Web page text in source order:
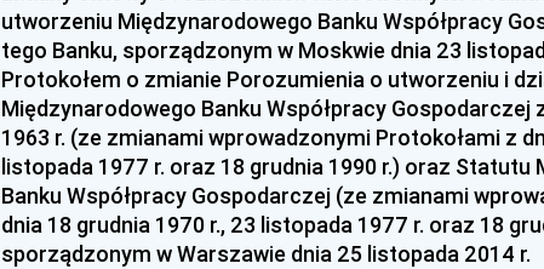
utworzeniu Międzynarodowego Banku Współpracy
tego Banku, sporządzonym w Moskwie dnia 23
Protokołem o zmianie Porozumienia o utworzeniu i
Międzynarodowego Banku Współpracy Gospodarczej
1963 r. (ze zmianami wprowadzonymi Protokołami z
listopada 1977 r. oraz 18 grudnia 1990 r.) oraz Statutu
Banku Współpracy Gospodarczej (ze zmianami
dnia 18 grudnia 1970 r., 23 listopada 1977 r. oraz 18
sporządzonym w Warszawie dnia 25 listopada 2014 r.